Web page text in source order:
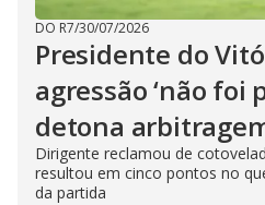
DO R7/30/07/2026
Presidente do
agressão ‘não foi
detona
Dirigente reclamou de
resultou em cinco pontos no
da partida